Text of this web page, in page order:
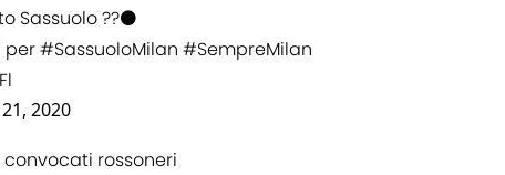
Sassuolo ??⚫️
per#SassuoloMilan #SempreMilan
21, 2020
rossoneri